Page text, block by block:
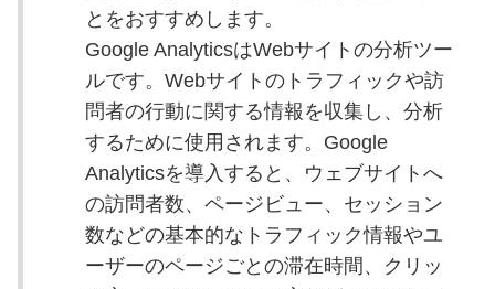
とをおすすめします。
Google AnalyticsはWebサイトの分析ツー
ルです。Webサイトのトラフィックや訪
問者の行動に関する情報を収集し、分析
するために使用されます。Google
Analyticsを導入すると、ウェブサイトへ
の訪問者数、ページビュー、セッション
数などの基本的なトラフィック情報やユ
ーザーのページごとの滞在時間、クリッ